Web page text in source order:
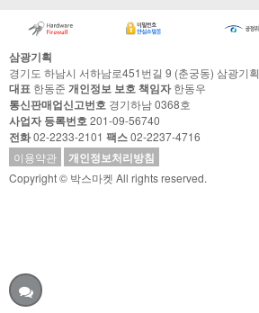
삼광기획
경기도 하남시 서하남로451번길 9 (춘궁동) 삼광기획
대표 한동준 개인정보 보호 책임자한동우
통신판매업신고번호 경기하남 0368호
사업자 등록번호201-09-56740
전화02-2233-2101 팩스02-2237-4716
이용약관
개인정보처리방침
Copyright © 박스마켓 All rights reserved.